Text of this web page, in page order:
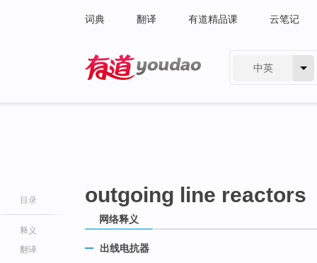
词典 翻译 有道精品课 云笔记
中英
目录
释义
翻译
outgoing line reactors
网络释义
出线电抗器